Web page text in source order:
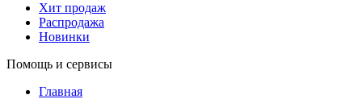
Хит продаж
Распродажа
Новинки
Помощь и сервисы
Главная